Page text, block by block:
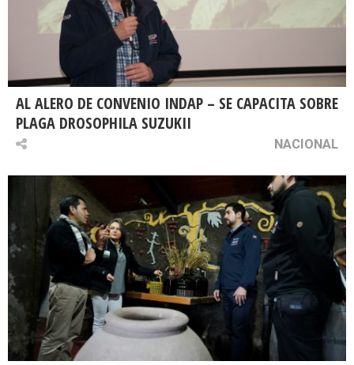
AL ALERO DE CONVENIO INDAP – SE CAPACITA SOBRE
PLAGA DROSOPHILA SUZUKII
NACIONAL